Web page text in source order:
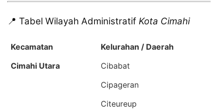
📍 Tabel Wilayah Administratif Kota Cimahi
Kecamatan
Kelurahan / Daerah
Cimahi Utara
Cibabat
Cipageran
Citeureup